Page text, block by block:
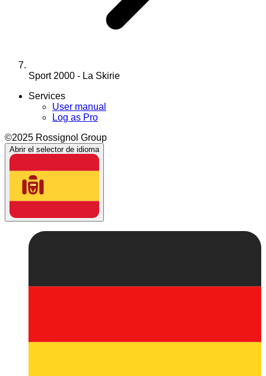
Sport 2000 - La Skirie
Services
User manual
Log as Pro
©2025 Rossignol Group
Abrir el selector de idioma